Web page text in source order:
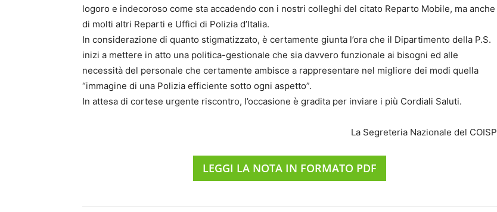
logoro e indecoroso come sta accadendo con i nostri colleghi del citato Reparto Mobile, ma anche
di molti altri Reparti e Uffici di Polizia d’Italia.
In considerazione di quanto stigmatizzato, è certamente giunta l’ora che il Dipartimento della P.S.
inizi a mettere in atto una politica-gestionale che sia davvero funzionale ai bisogni ed alle
necessità del personale che certamente ambisce a rappresentare nel migliore dei modi quella
“immagine di una Polizia efficiente sotto ogni aspetto”.
In attesa di cortese urgente riscontro, l’occasione è gradita per inviare i più Cordiali Saluti.
La Segreteria Nazionale del COISP
LEGGI LA NOTA IN FORMATO PDF